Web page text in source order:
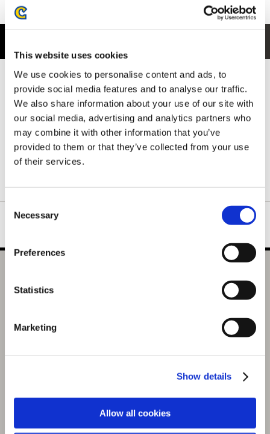
This website uses cookies
We use cookies to personalise content and ads, to
provide social media features and to analyse our traffic.
We also share information about your use of our site with
our social media, advertising and analytics partners who
may combine it with other information that you’ve
provided to them or that they’ve collected from your use
of their services.
Consent
Selection
Necessary
Preferences
Statistics
Marketing
Show details
Allow all cookies
フロントには、キャンプでくつろぐハンターと オトモアイルー の
ほほえましいワンシーンをデザイン。
狩りの合間の穏やかな時間を感じさせる、温かみのあるイラスト
が魅力です。
ハンターとオトモアイルーの絆や、冒険の合間のひとときを切り
取ったような、モンスターハンターの世界観をやさしく表現した
一枚です。
ネックリブは丈夫で形の良い襟元を保つダブルステッチ仕様で
6（ハンター＆アイルー）ホワイト L
Lサイズ / ハンター＆アイル
商品を選びなおす
4,480円
224ポイント付与